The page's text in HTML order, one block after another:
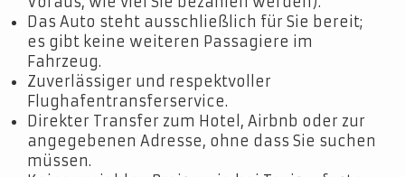
Das Auto steht ausschließlich für Sie bereit;
es gibt keine weiteren Passagiere im
Fahrzeug.
Zuverlässiger und respektvoller
Flughafentransferservice.
Direkter Transfer zum Hotel, Airbnb oder zur
angegebenen Adresse, ohne dass Sie suchen
müssen.